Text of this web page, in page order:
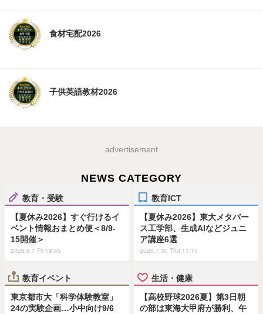
食材宅配2026
子供英語教材2026
advertisement
NEWS CATEGORY
教育・受験
【夏休み2026】すぐ行けるイ
ベント情報おまとめ便＜8/9-
15開催＞
2026.8.7 Fri 19:45
教育ICT
【夏休み2026】東大メタバー
ス工学部、生成AIなどジュニ
ア講座6選
2026.7.30 Thu 11:15
教育イベント
東京都市大「科学体験教室」
24の実験企画…小中向け9/6
生活・健康
【高校野球2026夏】第3日朝
の部は東海大甲府が勝利、午